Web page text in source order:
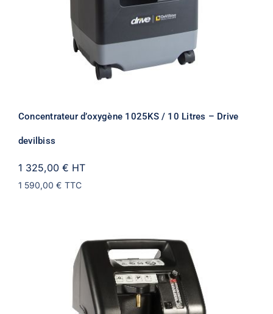
Concentrateur d’oxygène 1025KS / 10 Litres – Drive
devilbiss
1 325,00 € HT
1 590,00 € TTC